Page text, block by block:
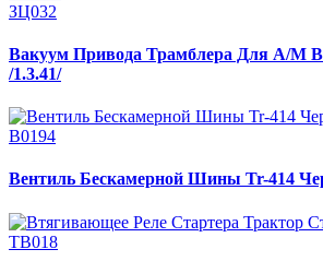
ЗЦ032
Вакуум Привода Трамблера Для А/М
/1.3.41/
В0194
Вентиль Бескамерной Шины Tr-414
ТВ018